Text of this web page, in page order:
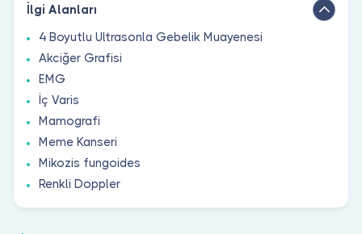
İlgi Alanları
4 Boyutlu Ultrasonla Gebelik Muayenesi
Akciğer Grafisi
EMG
İç Varis
Mamografi
Meme Kanseri
Mikozis fungoides
Renkli Doppler